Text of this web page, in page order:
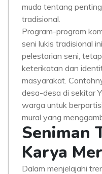
muda tentang
tradisional.
Program-program
seni lukis tradisional
pelestarian seni,
keterikatan dan
masyarakat.
desa-desa di sekitar
warga untuk
mural yang
Seniman
Karya
Dalam menjelajahi